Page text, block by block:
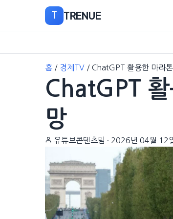
T TRENUE
홈 / 경제TV / ChatGPT 활용한 마라
ChatGPT
망
유튜브콘텐츠팀 · 2026년 04월 12